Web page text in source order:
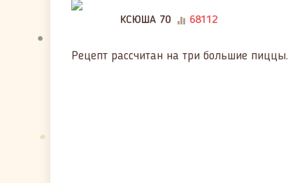
КСЮША 70 68112
Рецепт рассчитан на три большие пиццы.